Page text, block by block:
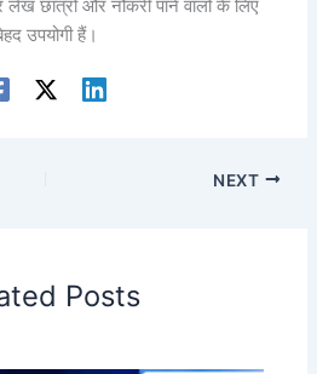
छात्रों और नौकरी पाने वालों के लिए
उपयोगी हैं।
NEXT
Posts